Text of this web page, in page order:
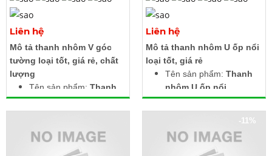
Xem thêm ảnh
Liên hệ
Mô tả thanh nhôm V góc
tường loại tốt, giá rẻ, chất
lượng
Tên sản phẩm: Thanh
nhôm V góc tường
Kích thước 2 cạnh: 15.8
Lọt lòng: 10.5 mm
Chiều dài thanh: 1m, 2m,
Xem thêm ảnh
Liên hệ
Mô tả thanh nhôm U ốp nổi
loại tốt, giá rẻ
Tên sản phẩm: Thanh
nhôm U ốp nổi
Kích thước: Rộng 17.4 x
Cao 7 x Lọt lòng 12.4
Chiều dài thanh: 1m, 2m,
-11%